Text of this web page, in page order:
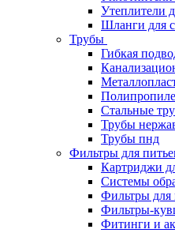
Утеплители
Шланги для
Трубы
Гибкая
Стальные
Трубы
Трубы пнд
Фильтры для
Картриджи
Системы
Фильтры для
Фильтры-
Фитинги и